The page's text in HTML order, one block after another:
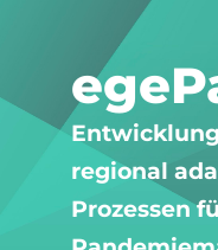
regional
Prozessen